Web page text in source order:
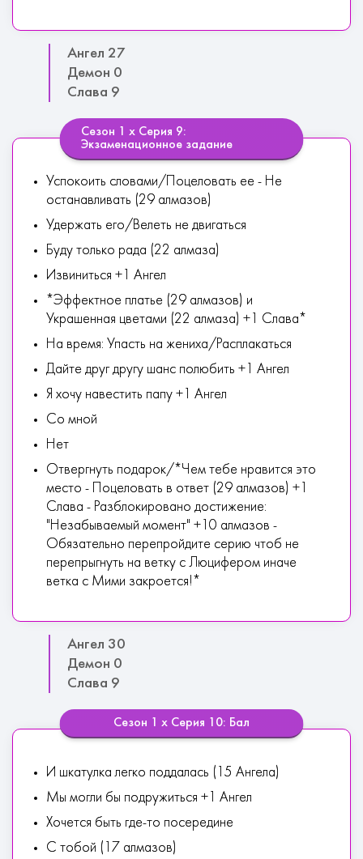
Ангел 27
Демон 0
Слава 9
Сезон 1 х Серия 9:
Экзаменационное задание
Успокоить словами/Поцеловать ее - Не
останавливать (29 алмазов)
Удержать его/Велеть не двигаться
Буду только рада (22 алмаза)
Извиниться +1 Ангел
*Эффектное платье (29 алмазов) и
Украшенная цветами (22 алмаза) +1 Слава*
На время: Упасть на жениха/Расплакаться
Дайте друг другу шанс полюбить +1 Ангел
Я хочу навестить папу +1 Ангел
Со мной
Нет
Отвергнуть подарок/*Чем тебе нравится это
место - Поцеловать в ответ (29 алмазов) +1
Слава - Разблокировано достижение:
"Незабываемый момент" +10 алмазов -
Обязательно перепройдите серию чтоб не
перепрыгнуть на ветку с Люцифером иначе
ветка с Мими закроется!*
Ангел 30
Демон 0
Слава 9
Сезон 1 х Серия 10: Бал
И шкатулка легко поддалась (15 Ангела)
Мы могли бы подружиться +1 Ангел
Хочется быть где-то посередине
С тобой (17 алмазов)